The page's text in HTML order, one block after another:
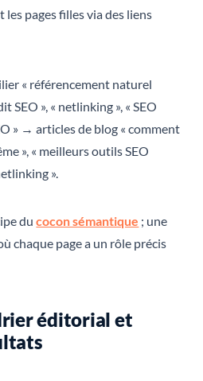
pages filles via des liens
« référencement naturel
SEO », « netlinking », « SEO
» → articles de blog « comment
», « meilleurs outils SEO
».
ducocon sémantique ; une
chaque page a un rôle précis
éditorial et